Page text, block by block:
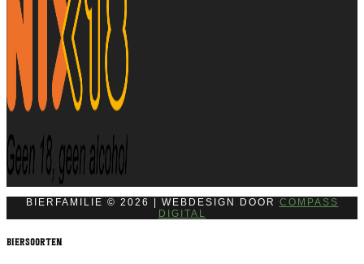
BIERFAMILIE © 2026 | WEBDESIGN DOOR COMPASS
DIGITAL
Biersoorten